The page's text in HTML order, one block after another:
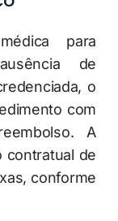
para
de
o
com
A
contratual de
conforme